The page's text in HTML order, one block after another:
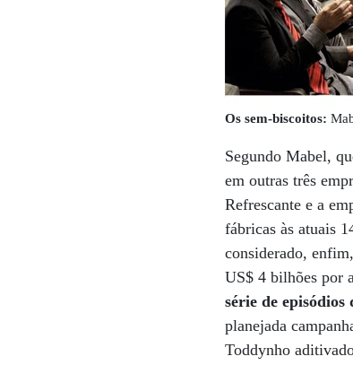
Os sem-biscoitos:
Segundo Mabel,
em outras três
Refrescante e a
fábricas às atuais
considerado,
US$ 4 bilhões por
série de
planejada
Toddynho